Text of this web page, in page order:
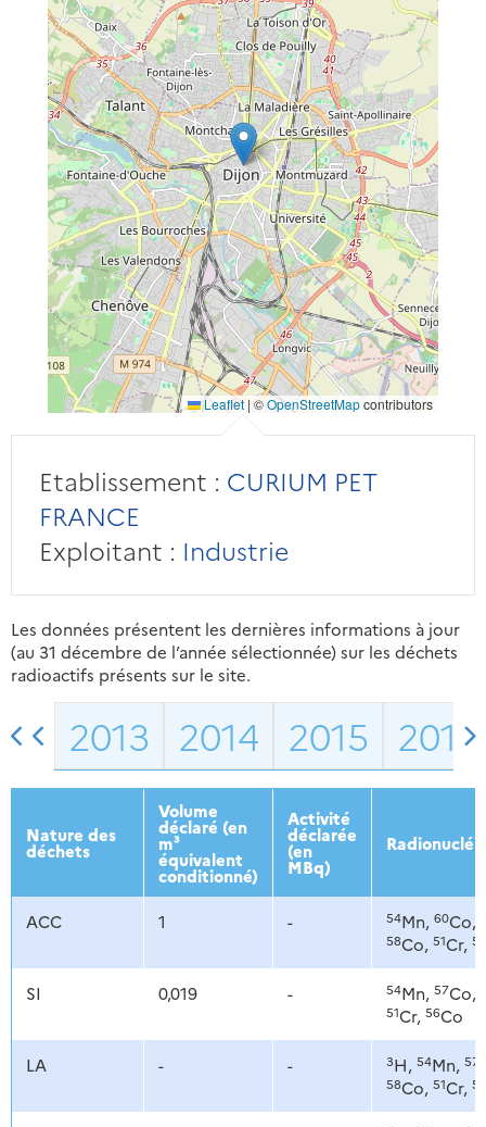
Leaflet|©OpenStreetMapcontributors
Etablissement : CURIUM PET
FRANCE
Exploitant : Industrie
Les données présentent les dernières informations à jour
(au 31 décembre de l’année sélectionnée) sur les déchets
radioactifs présents sur le site.
2013 2014 2015 2016
Nature des
déchets
Volume
déclaré (en
m³
équivalent
conditionné)
Activité
déclarée
(en
MBq)
ACC 1 - 54Mn, 60Co,
58Co, 51Cr, 56
SI 0,019 - 54Mn, 57Co,
51Cr, 56Co
LA - - 3H, 54Mn, 57
58Co, 51Cr, 56